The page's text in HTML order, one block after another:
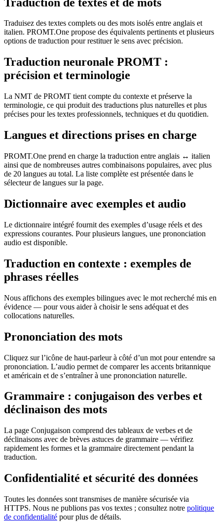
Traduisez des textes complets ou des mots isolés entre anglais et
italien. PROMT.One propose des équivalents pertinents et plusieurs
options de traduction pour restituer le sens avec précision.
Traduction neuronale PROMT :
précision et terminologie
La NMT de PROMT tient compte du contexte et préserve la
terminologie, ce qui produit des traductions plus naturelles et plus
précises pour les textes professionnels, techniques et du quotidien.
Langues et directions prises en charge
PROMT.One prend en charge la traduction entre anglais ↔ italien
ainsi que de nombreuses autres combinaisons populaires, avec plus
de 20 langues au total. La liste complète est présentée dans le
sélecteur de langues sur la page.
Dictionnaire avec exemples et audio
Le dictionnaire intégré fournit des exemples d’usage réels et des
expressions courantes. Pour plusieurs langues, une prononciation
audio est disponible.
Traduction en contexte : exemples de
phrases réelles
Nous affichons des exemples bilingues avec le mot recherché mis en
évidence — pour vous aider à choisir le sens adéquat et des
collocations naturelles.
Prononciation des mots
Cliquez sur l’icône de haut-parleur à côté d’un mot pour entendre sa
prononciation. L’audio permet de comparer les accents britannique
et américain et de s’entraîner à une prononciation naturelle.
Grammaire : conjugaison des verbes et
déclinaison des mots
La page Conjugaison comprend des tableaux de verbes et de
déclinaisons avec de brèves astuces de grammaire — vérifiez
rapidement les formes et la grammaire directement pendant la
traduction.
Confidentialité et sécurité des données
Toutes les données sont transmises de manière sécurisée via
HTTPS. Nous ne publions pas vos textes ; consultez notre politique
de confidentialité pour plus de détails.